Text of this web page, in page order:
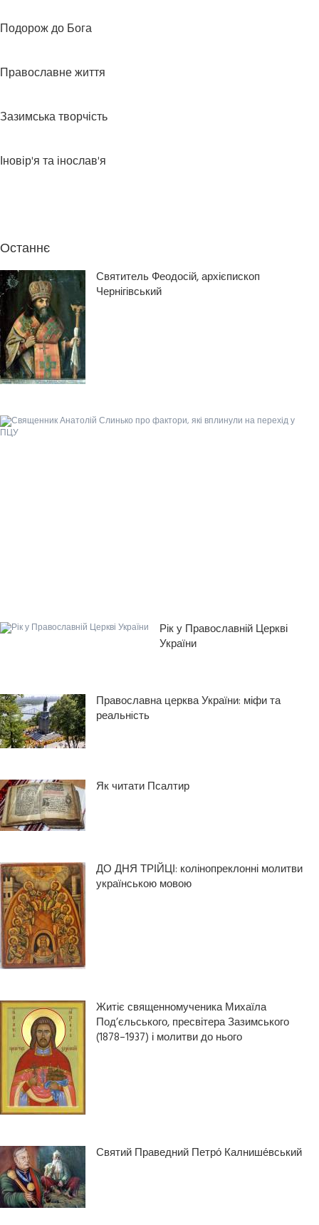
Подорож до Бога
Православне життя
Зазимська творчість
Іновір'я та інослав'я
Останнє
Святитель Феодосій, архієпископ
Чернігівський
Рік у Православній Церкві
України
Православна церква України: міфи та
реальнiсть
Як читати Псалтир
ДО ДНЯ ТРІЙЦІ: колінопреклонні молитви
українською мовою
Житіє священномученика Михаїла
Под’єльського, пресвітера Зазимського
(1878–1937) і молитви до нього
Святий Праведний Петро́ Калнише́вський